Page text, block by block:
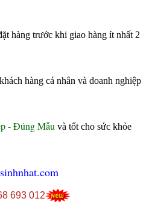
hàng trước khi giao hàng ít nhất 2
hàng cá nhân và doanh nghiệp
- Đúng Mẫu và tốt cho sức khỏe
693 012